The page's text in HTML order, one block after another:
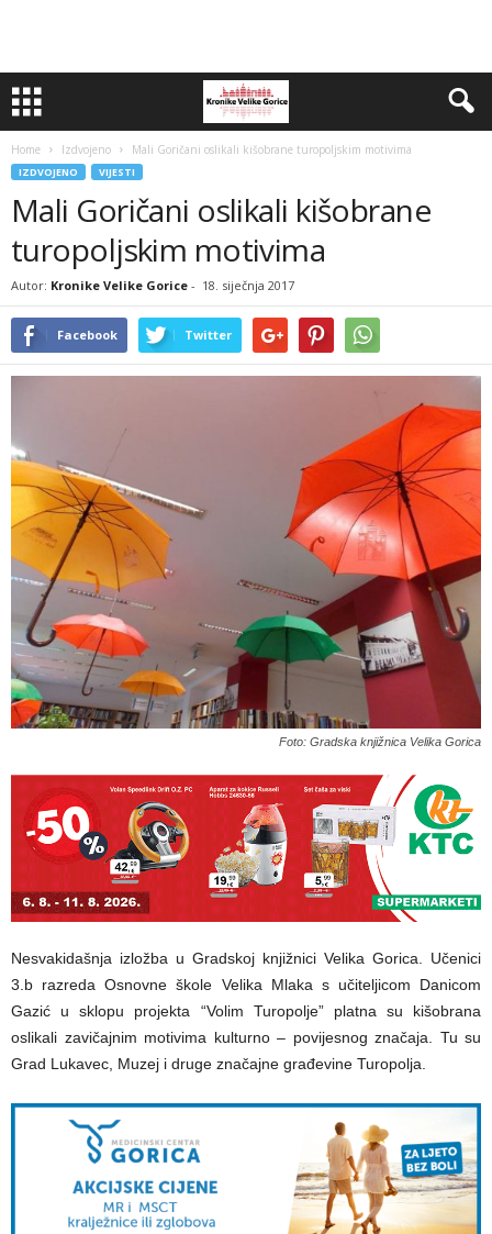
Home Izdvojeno Mali Goričani oslikali kišobrane turopoljskim motivima
IZDVOJENO VIJESTI
Mali Goričani oslikali kišobrane
turopoljskim motivima
Autor: Kronike Velike Gorice - 18. siječnja 2017
Facebook Twitter
Foto: Gradska knjižnica Velika Gorica
Nesvakidašnja izložba u Gradskoj knjižnici Velika Gorica. Učenici
3.b razreda Osnovne škole Velika Mlaka s učiteljicom Danicom
Gazić u sklopu projekta “Volim Turopolje” platna su kišobrana
oslikali zavičajnim motivima kulturno – povijesnog značaja. Tu su
Grad Lukavec, Muzej i druge značajne građevine Turopolja.